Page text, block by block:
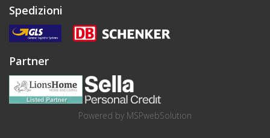
Spedizioni
Partner
Powered by MSPwebSolution